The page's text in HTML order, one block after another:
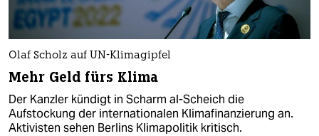
Olaf Scholz auf UN-Klimagipfel
Mehr Geld fürs Klima
Der Kanzler kündigt in Scharm al-Scheich die
Aufstockung der internationalen Klimafinanzierung an.
Aktivisten sehen Berlins Klimapolitik kritisch.